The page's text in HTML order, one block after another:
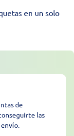
en un solo
de
las